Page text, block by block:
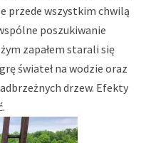
przede wszystkim chwilą
poszukiwanie
zapałem starali się
świateł na wodzie oraz
drzew. Efekty